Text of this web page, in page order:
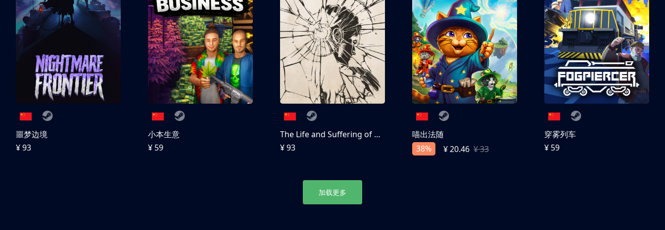
噩梦边境
¥ 93
小本生意
¥ 59
The Life and Suffering of Prince Jerian
¥ 93
喵出法随
38%
¥ 20.46 ¥ 33
穿雾列车
¥ 59
加载更多